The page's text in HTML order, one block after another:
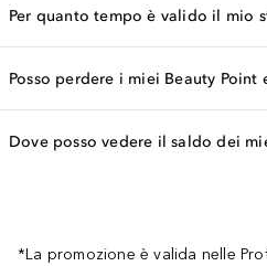
Per quanto tempo è valido il mio
Posso perdere i miei Beauty Point
Dove posso vedere il saldo dei
*La promozione è valida nelle